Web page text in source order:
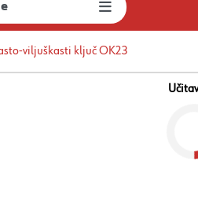
viljuškasti ključ OK23